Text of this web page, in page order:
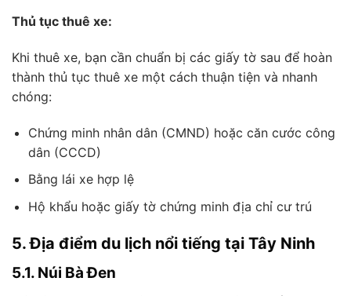
Thủ tục thuê xe:
Khi thuê xe, bạn cần chuẩn bị các giấy tờ sau để hoàn
thành thủ tục thuê xe một cách thuận tiện và nhanh
chóng:
Chứng minh nhân dân (CMND) hoặc căn cước công
dân (CCCD)
Bằng lái xe hợp lệ
Hộ khẩu hoặc giấy tờ chứng minh địa chỉ cư trú
5. Địa điểm du lịch nổi tiếng tại Tây Ninh
5.1. Núi Bà Đen